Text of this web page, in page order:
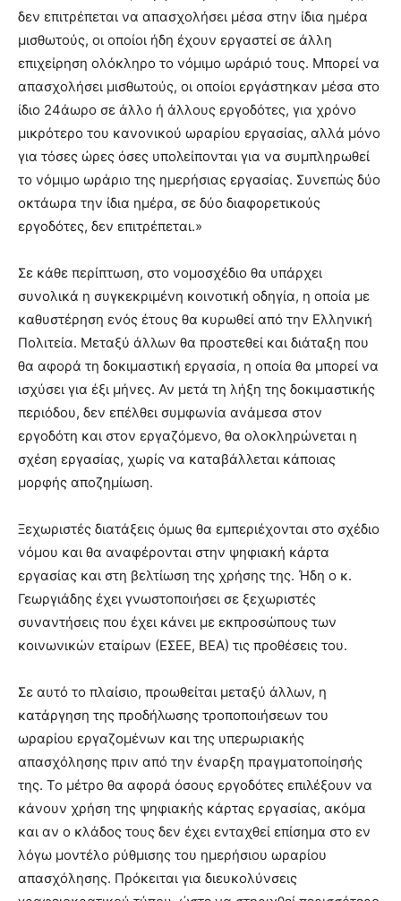
δεν επιτρέπεται να απασχολήσει μέσα στην ίδια ημέρα
μισθωτούς, οι οποίοι ήδη έχουν εργαστεί σε άλλη
επιχείρηση ολόκληρο το νόμιμο ωράριό τους. Μπορεί να
απασχολήσει μισθωτούς, οι οποίοι εργάστηκαν μέσα στο
ίδιο 24άωρο σε άλλο ή άλλους εργοδότες, για χρόνο
μικρότερο του κανονικού ωραρίου εργασίας, αλλά μόνο
για τόσες ώρες όσες υπολείπονται για να συμπληρωθεί
το νόμιμο ωράριο της ημερήσιας εργασίας. Συνεπώς δύο
οκτάωρα την ίδια ημέρα, σε δύο διαφορετικούς
εργοδότες, δεν επιτρέπεται.»
Σε κάθε περίπτωση, στο νομοσχέδιο θα υπάρχει
συνολικά η συγκεκριμένη κοινοτική οδηγία, η οποία με
καθυστέρηση ενός έτους θα κυρωθεί από την Ελληνική
Πολιτεία. Μεταξύ άλλων θα προστεθεί και διάταξη που
θα αφορά τη δοκιμαστική εργασία, η οποία θα μπορεί να
ισχύσει για έξι μήνες. Αν μετά τη λήξη της δοκιμαστικής
περιόδου, δεν επέλθει συμφωνία ανάμεσα στον
εργοδότη και στον εργαζόμενο, θα ολοκληρώνεται η
σχέση εργασίας, χωρίς να καταβάλλεται κάποιας
μορφής αποζημίωση.
Ξεχωριστές διατάξεις όμως θα εμπεριέχονται στο σχέδιο
νόμου και θα αναφέρονται στην ψηφιακή κάρτα
εργασίας και στη βελτίωση της χρήσης της. Ήδη ο κ.
Γεωργιάδης έχει γνωστοποιήσει σε ξεχωριστές
συναντήσεις που έχει κάνει με εκπροσώπους των
κοινωνικών εταίρων (ΕΣΕΕ, ΒΕΑ) τις προθέσεις του.
Σε αυτό το πλαίσιο, προωθείται μεταξύ άλλων, η
κατάργηση της προδήλωσης τροποποιήσεων του
ωραρίου εργαζομένων και της υπερωριακής
απασχόλησης πριν από την έναρξη πραγματοποίησής
της. Το μέτρο θα αφορά όσους εργοδότες επιλέξουν να
κάνουν χρήση της ψηφιακής κάρτας εργασίας, ακόμα
και αν ο κλάδος τους δεν έχει ενταχθεί επίσημα στο εν
λόγω μοντέλο ρύθμισης του ημερήσιου ωραρίου
απασχόλησης. Πρόκειται για διευκολύνσεις